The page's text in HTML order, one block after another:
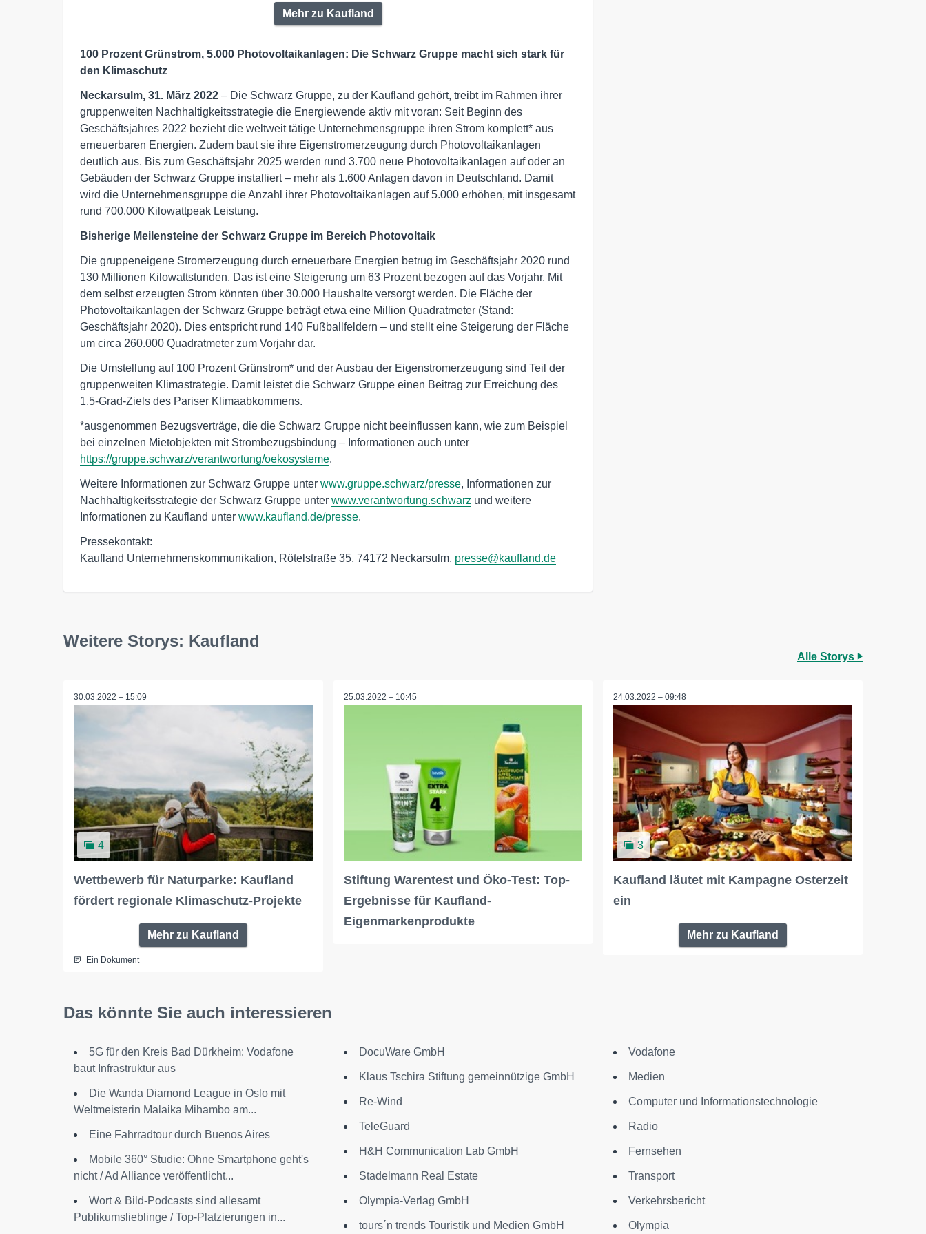
Mehr zu Kaufland
100 Prozent Grünstrom, 5.000 Photovoltaikanlagen: Die Schwarz Gruppe macht sich stark für
den Klimaschutz
Neckarsulm, 31. März 2022 – Die Schwarz Gruppe, zu der Kaufland gehört, treibt im Rahmen ihrer
gruppenweiten Nachhaltigkeitsstrategie die Energiewende aktiv mit voran: Seit Beginn des
Geschäftsjahres 2022 bezieht die weltweit tätige Unternehmensgruppe ihren Strom komplett* aus
erneuerbaren Energien. Zudem baut sie ihre Eigenstromerzeugung durch Photovoltaikanlagen
deutlich aus. Bis zum Geschäftsjahr 2025 werden rund 3.700 neue Photovoltaikanlagen auf oder an
Gebäuden der Schwarz Gruppe installiert – mehr als 1.600 Anlagen davon in Deutschland. Damit
wird die Unternehmensgruppe die Anzahl ihrer Photovoltaikanlagen auf 5.000 erhöhen, mit insgesamt
rund 700.000 Kilowattpeak Leistung.
Bisherige Meilensteine der Schwarz Gruppe im Bereich Photovoltaik
Die gruppeneigene Stromerzeugung durch erneuerbare Energien betrug im Geschäftsjahr 2020 rund
130 Millionen Kilowattstunden. Das ist eine Steigerung um 63 Prozent bezogen auf das Vorjahr. Mit
dem selbst erzeugten Strom könnten über 30.000 Haushalte versorgt werden. Die Fläche der
Photovoltaikanlagen der Schwarz Gruppe beträgt etwa eine Million Quadratmeter (Stand:
Geschäftsjahr 2020). Dies entspricht rund 140 Fußballfeldern – und stellt eine Steigerung der Fläche
um circa 260.000 Quadratmeter zum Vorjahr dar.
Die Umstellung auf 100 Prozent Grünstrom* und der Ausbau der Eigenstromerzeugung sind Teil der
gruppenweiten Klimastrategie. Damit leistet die Schwarz Gruppe einen Beitrag zur Erreichung des
1,5-Grad-Ziels des Pariser Klimaabkommens.
*ausgenommen Bezugsverträge, die die Schwarz Gruppe nicht beeinflussen kann, wie zum Beispiel
bei einzelnen Mietobjekten mit Strombezugsbindung – Informationen auch unter
https://gruppe.schwarz/verantwortung/oekosysteme.
Weitere Informationen zur Schwarz Gruppe unter www.gruppe.schwarz/presse, Informationen zur
Nachhaltigkeitsstrategie der Schwarz Gruppe unter www.verantwortung.schwarz und weitere
Informationen zu Kaufland unter www.kaufland.de/presse.
Pressekontakt:
Kaufland Unternehmenskommunikation, Rötelstraße 35, 74172 Neckarsulm, presse@kaufland.de
Weitere Storys: Kaufland
Alle Storys
30.03.2022 – 15:09
4
Wettbewerb für Naturparke: Kaufland
fördert regionale Klimaschutz-Projekte
Mehr zu Kaufland
Ein Dokument
25.03.2022 – 10:45
Stiftung Warentest und Öko-Test: Top-
Ergebnisse für Kaufland-
Eigenmarkenprodukte
24.03.2022 – 09:48
3
Kaufland läutet mit Kampagne Osterzeit
ein
Mehr zu Kaufland
Das könnte Sie auch interessieren
5G für den Kreis Bad Dürkheim: Vodafone
baut Infrastruktur aus
Die Wanda Diamond League in Oslo mit
Weltmeisterin Malaika Mihambo am...
Eine Fahrradtour durch Buenos Aires
Mobile 360° Studie: Ohne Smartphone geht's
nicht / Ad Alliance veröffentlicht...
Wort & Bild-Podcasts sind allesamt
Publikumslieblinge / Top-Platzierungen in...
DocuWare GmbH
Klaus Tschira Stiftung gemeinnützige GmbH
Re-Wind
TeleGuard
H&H Communication Lab GmbH
Stadelmann Real Estate
Olympia-Verlag GmbH
tours´n trends Touristik und Medien GmbH
Vodafone
Medien
Computer und Informationstechnologie
Radio
Fernsehen
Transport
Verkehrsbericht
Olympia